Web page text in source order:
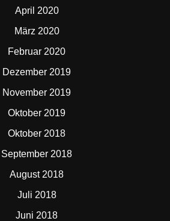
April 2020
März 2020
Februar 2020
Dezember 2019
November 2019
Oktober 2019
Oktober 2018
September 2018
August 2018
Juli 2018
Juni 2018